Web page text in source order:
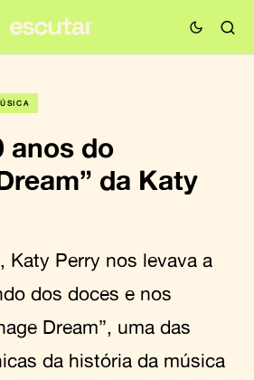
anos do
da Katy
Katy Perry nos levava a
dos doces e nos
Dream”, uma das
da história da música